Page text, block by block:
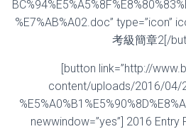
%E7%AB%A02.doc” type=”icon”
考級簡章2[/
[button link=”http://
content/uploads/2016/04/
newwindow=”yes”] 2016